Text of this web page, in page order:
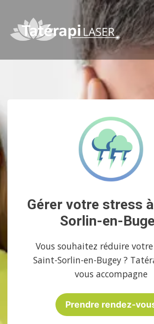
Gérer votre stress
Sorlin-en-
Vous souhaitez réduire
Saint-Sorlin-en-Bugey ?
vous accompagne
Prendre rendez-